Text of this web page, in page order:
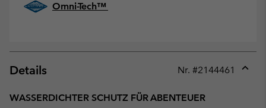
Omni-Tech™
Details Nr. #2144461
WASSERDICHTER SCHUTZ FÜR ABENTEUER